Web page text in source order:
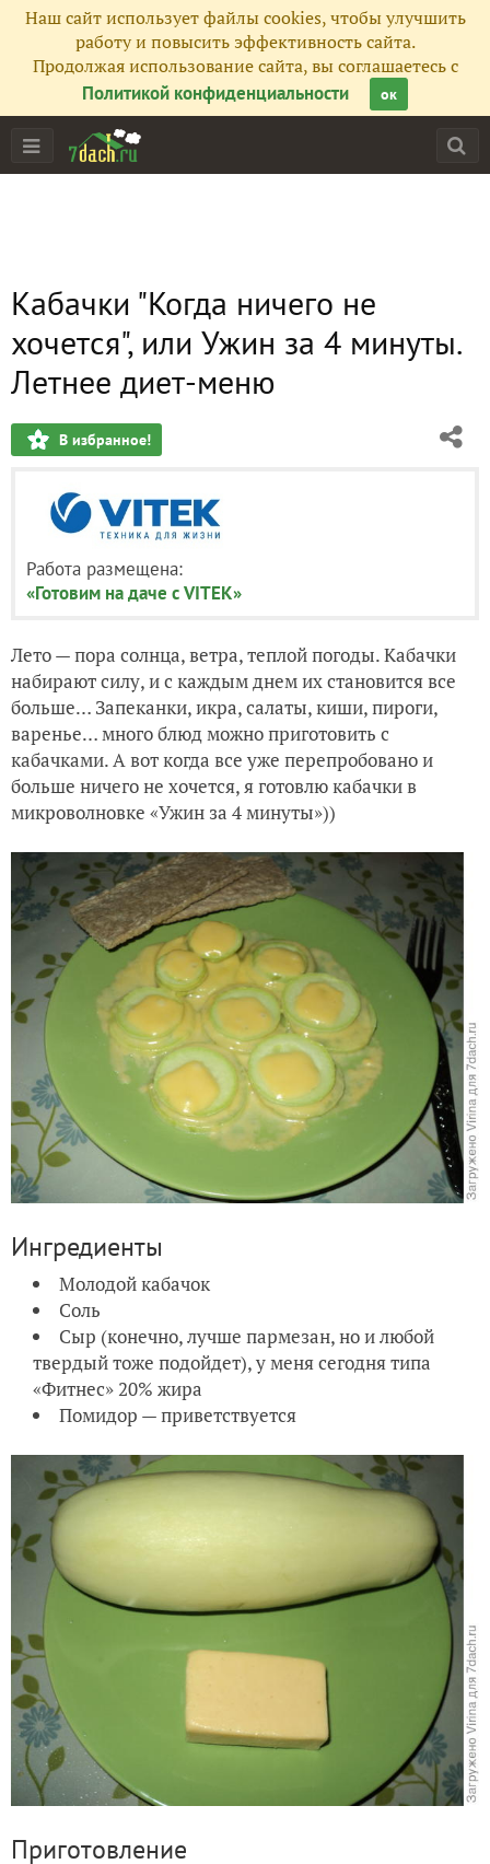
Наш сайт использует файлы cookies, чтобы улучшить
работу и повысить эффективность сайта.
Продолжая использование сайта, вы соглашаетесь с
Политикой конфиденциальности
ок
Кабачки "Когда ничего не
хочется", или Ужин за 4 минуты.
Летнее диет-меню
В избранное!
Работа размещена:
«Готовим на даче с VITEK»
Лето — пора солнца, ветра, теплой погоды. Кабачки
набирают силу, и с каждым днем их становится все
больше… Запеканки, икра, салаты, киши, пироги,
варенье… много блюд можно приготовить с
кабачками. А вот когда все уже перепробовано и
больше ничего не хочется, я готовлю кабачки в
микроволновке «Ужин за 4 минуты»))
Ингредиенты
Молодой кабачок
Соль
Сыр (конечно, лучше пармезан, но и любой
твердый тоже подойдет), у меня сегодня типа
«Фитнес» 20% жира
Помидор — приветствуется
Приготовление